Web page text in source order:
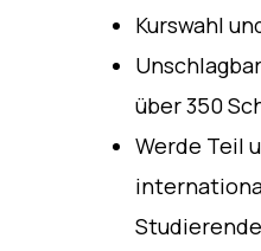
Kurswahl
über 350
Werde Teil